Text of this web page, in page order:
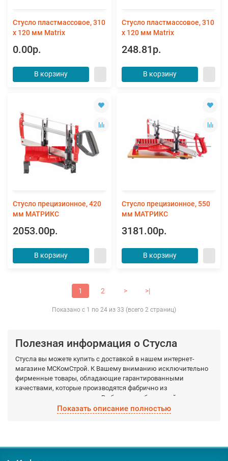
Стусло пластмассовое, 310
x 120 мм Matrix
0.00р.
В корзину
Стусло пластмассовое, 310
x 120 мм Matrix
248.81р.
В корзину
Стусло прецизионное, 420
мм МАТРИКС
2053.00р.
В корзину
Стусло прецизионное, 550
мм МАТРИКС
3181.00р.
В корзину
1 2 > >|
Показано с 1 по 24 из 33 (всего 2 страниц)
Полезная информация о Стусла
Стусла вы можете купить с доставкой в нашем интернет-
магазине МСКомСтрой. К Вашему вниманию исключительно
фирменные товары, обладающие гарантированными
качествами, которые производятся фабрично из
качественных материалов. Выберите необходимый вид
Стусла, а мы доставим по Москве и Московской области в
Заказывая товар Стусла у нас, вы получаете:
Показать описание полностью